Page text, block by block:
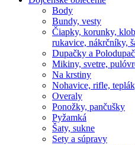
Body
Bundy, vesty
Čiapky, korunky,
rukavice, nákrčníky,
Dupačky a
Mikiny, svetre,
Na krstiny
Nohavice, rifle,
Overaly
Ponožky, pančušky
Pyžamká
Šaty, sukne
Sety a súpravy